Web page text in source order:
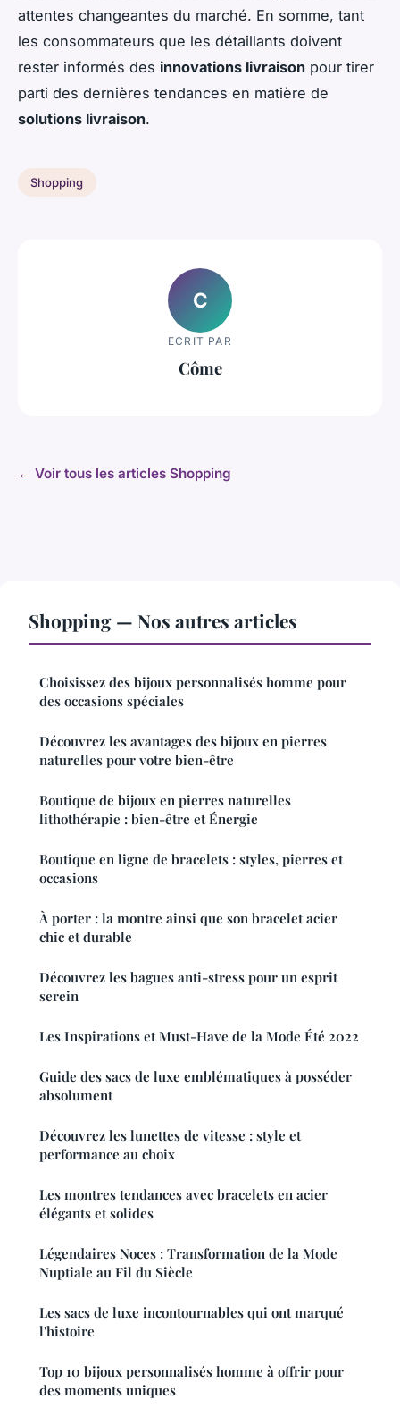
attentes changeantes du marché. En somme, tant
les consommateurs que les détaillants doivent
rester informés des innovations livraison pour tirer
parti des dernières tendances en matière de
solutions livraison.
Shopping
C
ECRIT PAR
Côme
← Voir tous les articles Shopping
Shopping — Nos autres articles
Choisissez des bijoux personnalisés homme pour
des occasions spéciales
Découvrez les avantages des bijoux en pierres
naturelles pour votre bien-être
Boutique de bijoux en pierres naturelles
lithothérapie : bien-être et Énergie
Boutique en ligne de bracelets : styles, pierres et
occasions
À porter : la montre ainsi que son bracelet acier
chic et durable
Découvrez les bagues anti-stress pour un esprit
serein
Les Inspirations et Must-Have de la Mode Été 2022
Guide des sacs de luxe emblématiques à posséder
absolument
Découvrez les lunettes de vitesse : style et
performance au choix
Les montres tendances avec bracelets en acier
élégants et solides
Légendaires Noces : Transformation de la Mode
Nuptiale au Fil du Siècle
Les sacs de luxe incontournables qui ont marqué
l'histoire
Top 10 bijoux personnalisés homme à offrir pour
des moments uniques